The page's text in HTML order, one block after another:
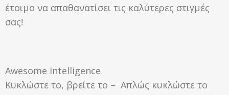
έτοιμο να απαθανατίσει τις καλύτερες στιγμές
σας!
Awesome Intelligence
Κυκλώστε το, βρείτε το – Απλώς κυκλώστε το